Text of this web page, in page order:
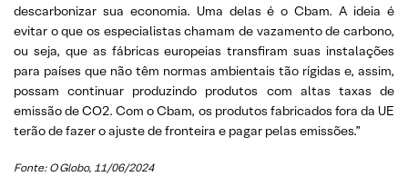
descarbonizar sua economia. Uma delas é o Cbam. A ideia é
evitar o que os especialistas chamam de vazamento de carbono,
ou seja, que as fábricas europeias transfiram suas instalações
para países que não têm normas ambientais tão rígidas e, assim,
possam continuar produzindo produtos com altas taxas de
emissão de CO2. Com o Cbam, os produtos fabricados fora da UE
terão de fazer o ajuste de fronteira e pagar pelas emissões.”
Fonte: O Globo, 11/06/2024